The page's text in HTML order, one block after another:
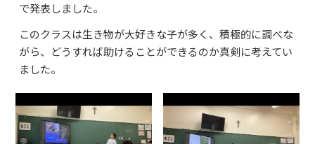
で発表しました。
このクラスは生き物が大好きな子が多く、積極的に調べな
がら、どうすれば助けることができるのか真剣に考えてい
ました。